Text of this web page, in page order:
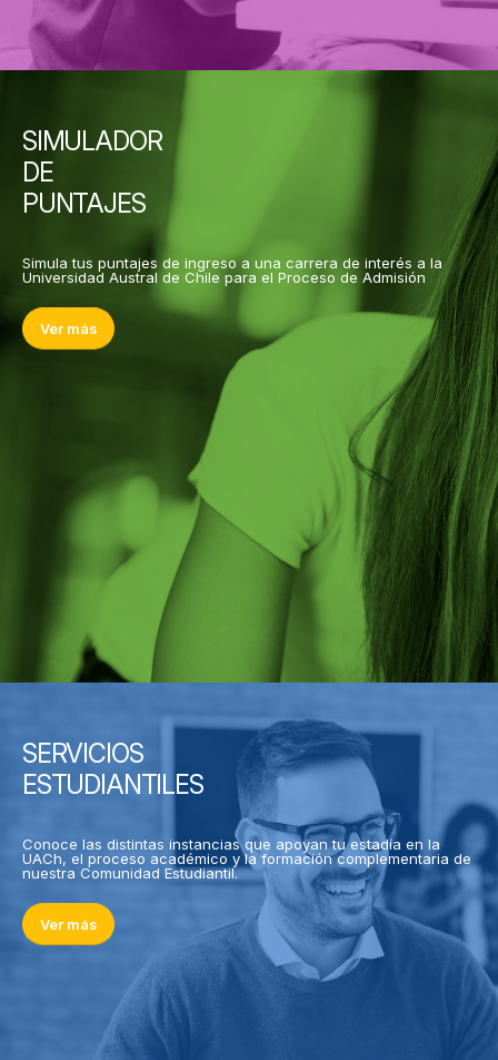
SIMULADOR
DE
PUNTAJES
Simula tus puntajes de ingreso a una carrera de interés a la
Universidad Austral de Chile para el Proceso de Admisión
Ver más
SERVICIOS
ESTUDIANTILES
Conoce las distintas instancias que apoyan tu estadía en la
UACh, el proceso académico y la formación complementaria de
nuestra Comunidad Estudiantil.
Ver más